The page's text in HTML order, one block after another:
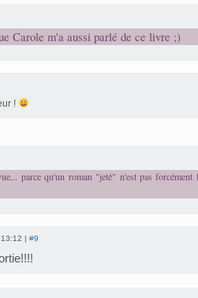
Carole m'a aussi parlé de ce livre ;)
!
parce qu'un roman "jeté" n'est pas forcément
| #9